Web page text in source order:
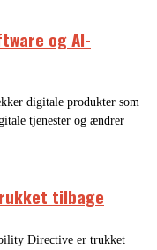
og AI-
digitale produkter som
tjenester og ændrer
tilbage
Directive er trukket